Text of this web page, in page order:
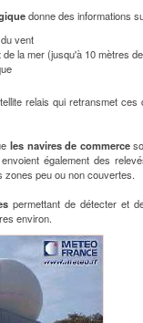
donne des informations
vent
de la mer (jusqu'à 10 mètres
relais qui retransmet
les navires de commerce
également des
zones peu ou non couvertes.
permettant de détecter et
environ.